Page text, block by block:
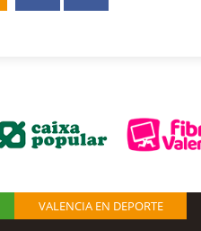
VALENCIA EN DEPORTE